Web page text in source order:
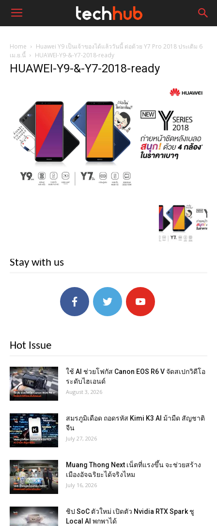
Home
Huawei Y9 เป็นเจ้าของได้แล้ววันนี้ ต่อด้วย Y7 Pro 2018 ประเดิม 6
เม.ย.นี้
HUAWEI-Y9-&-Y7-2018-ready
HUAWEI-Y9-&-Y7-2018-ready
Stay with us
Hot Issue
ใช้ AI ช่วยโฟกัส Canon EOS R6 V จัดสเปกวิดีโอ
ระดับไฮเอนด์
August 3, 2026
สมรภูมิเดือด ถอดรหัส Kimi K3 AI ม้ามืด สัญชาติ
จีน
July 27, 2026
Muang Thong Next เน็ตที่แรงขึ้น จะช่วยสร้าง
เมืองอัจฉริยะได้จริงไหม
July 16, 2026
ชิป SoC ตัวใหม่ เปิดตัว Nvidia RTX Spark ชู
Local AI พกพาได้